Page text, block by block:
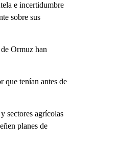
e incertidumbre
sobre sus
Ormuz han
que tenían antes de
sectores agrícolas
planes de